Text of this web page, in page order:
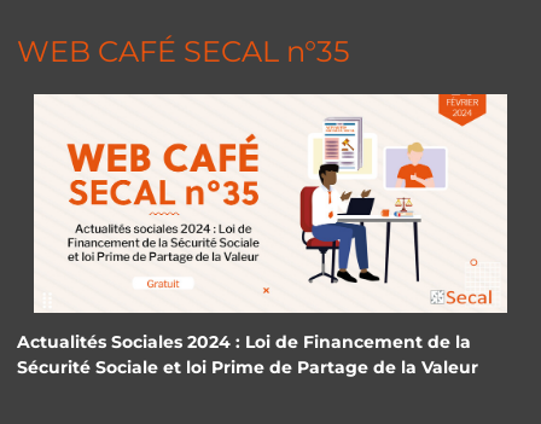
WEB CAFÉ SECAL n°35
Actualités Sociales 2024 : Loi de Financement de la
Sécurité Sociale et loi Prime de Partage de la Valeur